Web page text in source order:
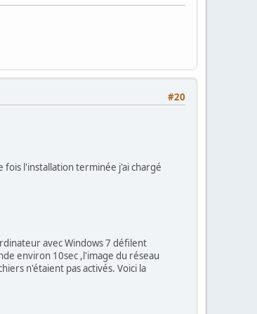
#20
fois l'installation terminée j'ai chargé
avec Windows 7 défilent
environ 10sec ,l'image du réseau
n'étaient pas activés. Voici la